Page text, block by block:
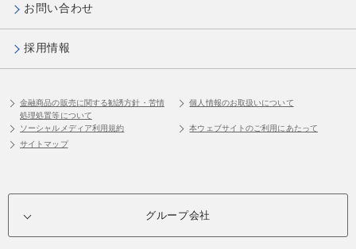
お問い合わせ
採用情報
金融商品の販売に関する勧誘方針・苦情
処理処置等について
個人情報のお取扱いについて
ソーシャルメディア利用規約
本ウェブサイトのご利用にあたって
サイトマップ
グループ会社